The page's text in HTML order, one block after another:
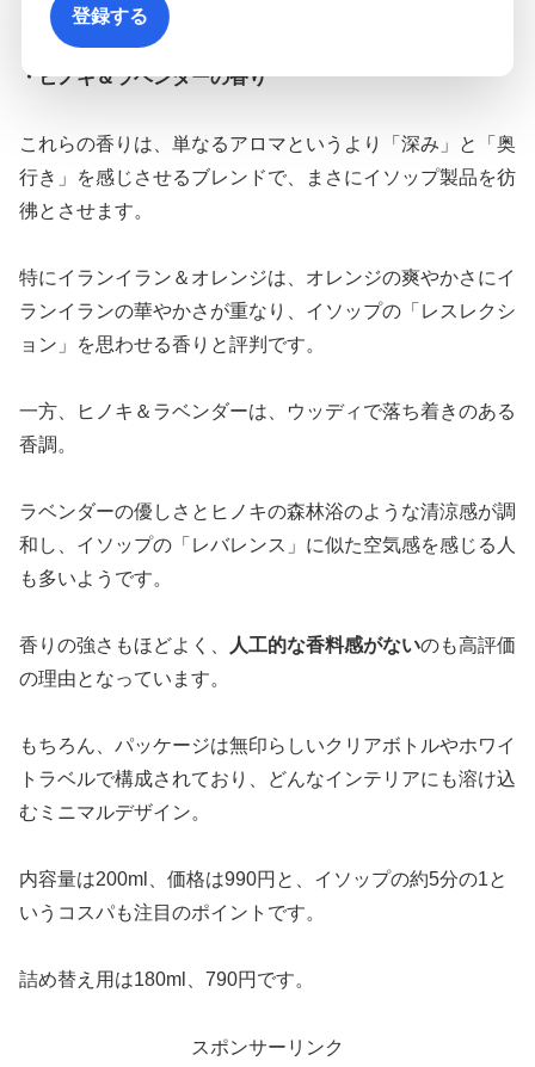
・イランイラン＆オレンジの香り
・ヒノキ＆ラベンダーの香り
これらの香りは、単なるアロマというより「深み」と「奥
行き」を感じさせるブレンドで、まさにイソップ製品を彷
彿とさせます。
特にイランイラン＆オレンジは、オレンジの爽やかさにイ
ランイランの華やかさが重なり、イソップの「レスレクシ
ョン」を思わせる香りと評判です。
一方、ヒノキ＆ラベンダーは、ウッディで落ち着きのある
香調。
ラベンダーの優しさとヒノキの森林浴のような清涼感が調
和し、イソップの「レバレンス」に似た空気感を感じる人
も多いようです。
香りの強さもほどよく、 人工的な香料感がないのも高評価
の理由となっています。
もちろん、パッケージは無印らしいクリアボトルやホワイ
トラベルで構成されており、どんなインテリアにも溶け込
むミニマルデザイン。
内容量は200ml、価格は990円と、イソップの約5分の1と
いうコスパも注目のポイントです。
詰め替え用は180ml、790円です。
スポンサーリンク
登録する